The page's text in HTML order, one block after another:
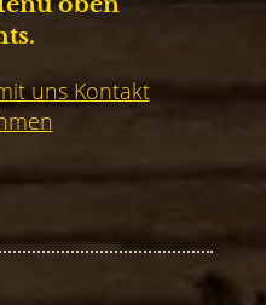
uns Kontakt